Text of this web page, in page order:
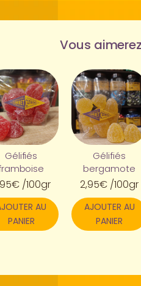
Vous
Gélifiés
€ /100gr
AU
PANIER
Gélifiés
bergamote
2,95€ /100gr
AJOUTER AU
PANIER